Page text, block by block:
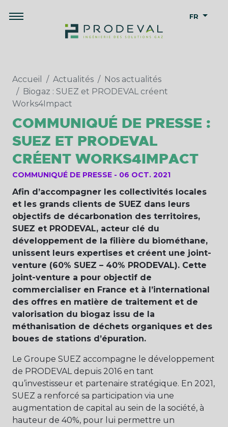
FR
Accueil Actualités
Nos actualités
Biogaz : SUEZ et PRODEVAL créent
Works4Impact
COMMUNIQUÉ DE PRESSE :
SUEZ ET PRODEVAL
CRÉENT WORKS4IMPACT
COMMUNIQUÉ DE PRESSE 06 OCT. 2021
Afin d’accompagner les collectivités locales
et les grands clients de SUEZ dans leurs
objectifs de décarbonation des territoires,
SUEZ et PRODEVAL, acteur clé du
développement de la filière du biométhane,
unissent leurs expertises et créent une joint-
venture (60% SUEZ – 40% PRODEVAL). Cette
joint-venture a pour objectif de
commercialiser en France et à l’international
des offres en matière de traitement et de
valorisation du biogaz issu de la
méthanisation de déchets organiques et des
boues de stations d’épuration.
Le Groupe SUEZ accompagne le développement
de PRODEVAL depuis 2016 en tant
qu’investisseur et partenaire stratégique. En 2021,
SUEZ a renforcé sa participation via une
augmentation de capital au sein de la société, à
hauteur de 40%, pour lui permettre un